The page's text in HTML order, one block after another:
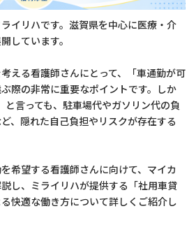
イリハです。滋賀県を中心に医療・介
しています。
える看護師さんにとって、「車通勤が可
際の非常に重要なポイントです。しか
と言っても、駐車場代やガソリン代の負
、隠れた自己負担やリスクが存在する
希望する看護師さんに向けて、マイカ
し、ミライリハが提供する「社用車貸
快適な働き方について詳しくご紹介し